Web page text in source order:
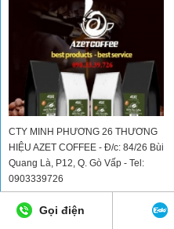
Nhân Xanh
CTY MINH PHƯƠNG 26 THƯƠNG
HIỆU AZET COFFEE - Đ/c: 84/26 Bùi
Quang Là, P12, Q. Gò Vấp - Tel:
0903339726
Đại Lý Gạo Nước Suối Hồng Phát -
Gọi điện